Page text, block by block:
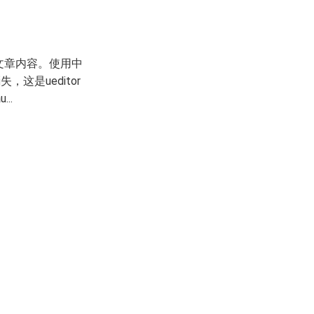
内容。使用中
，这是ueditor